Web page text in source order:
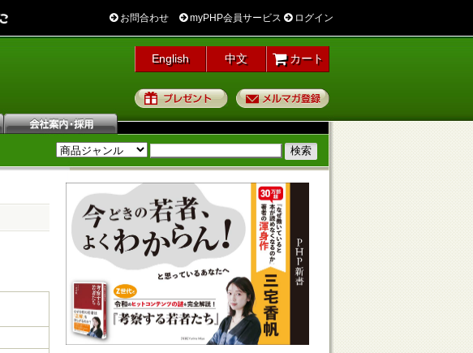
お問合わせ myPHP会員サービス ログイン
English 中文 カート
プレゼント